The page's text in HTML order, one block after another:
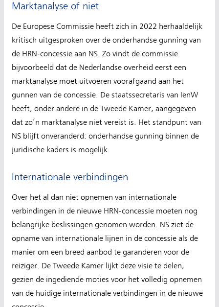
Marktanalyse of niet
De Europese Commissie heeft zich in 2022 herhaaldelijk
kritisch uitgesproken over de onderhandse gunning van
de HRN-concessie aan NS. Zo vindt de commissie
bijvoorbeeld dat de Nederlandse overheid eerst een
marktanalyse moet uitvoeren voorafgaand aan het
gunnen van de concessie. De staatssecretaris van IenW
heeft, onder andere in de Tweede Kamer, aangegeven
dat zo’n marktanalyse niet vereist is. Het standpunt van
NS blijft onveranderd: onderhandse gunning binnen de
juridische kaders is mogelijk.
Internationale verbindingen
Over het al dan niet opnemen van internationale
verbindingen in de nieuwe HRN-concessie moeten nog
belangrijke beslissingen genomen worden. NS ziet de
opname van internationale lijnen in de concessie als de
manier om een breed aanbod te garanderen voor de
reiziger. De Tweede Kamer lijkt deze visie te delen,
gezien de ingediende moties voor het volledig opnemen
van de huidige internationale verbindingen in de nieuwe